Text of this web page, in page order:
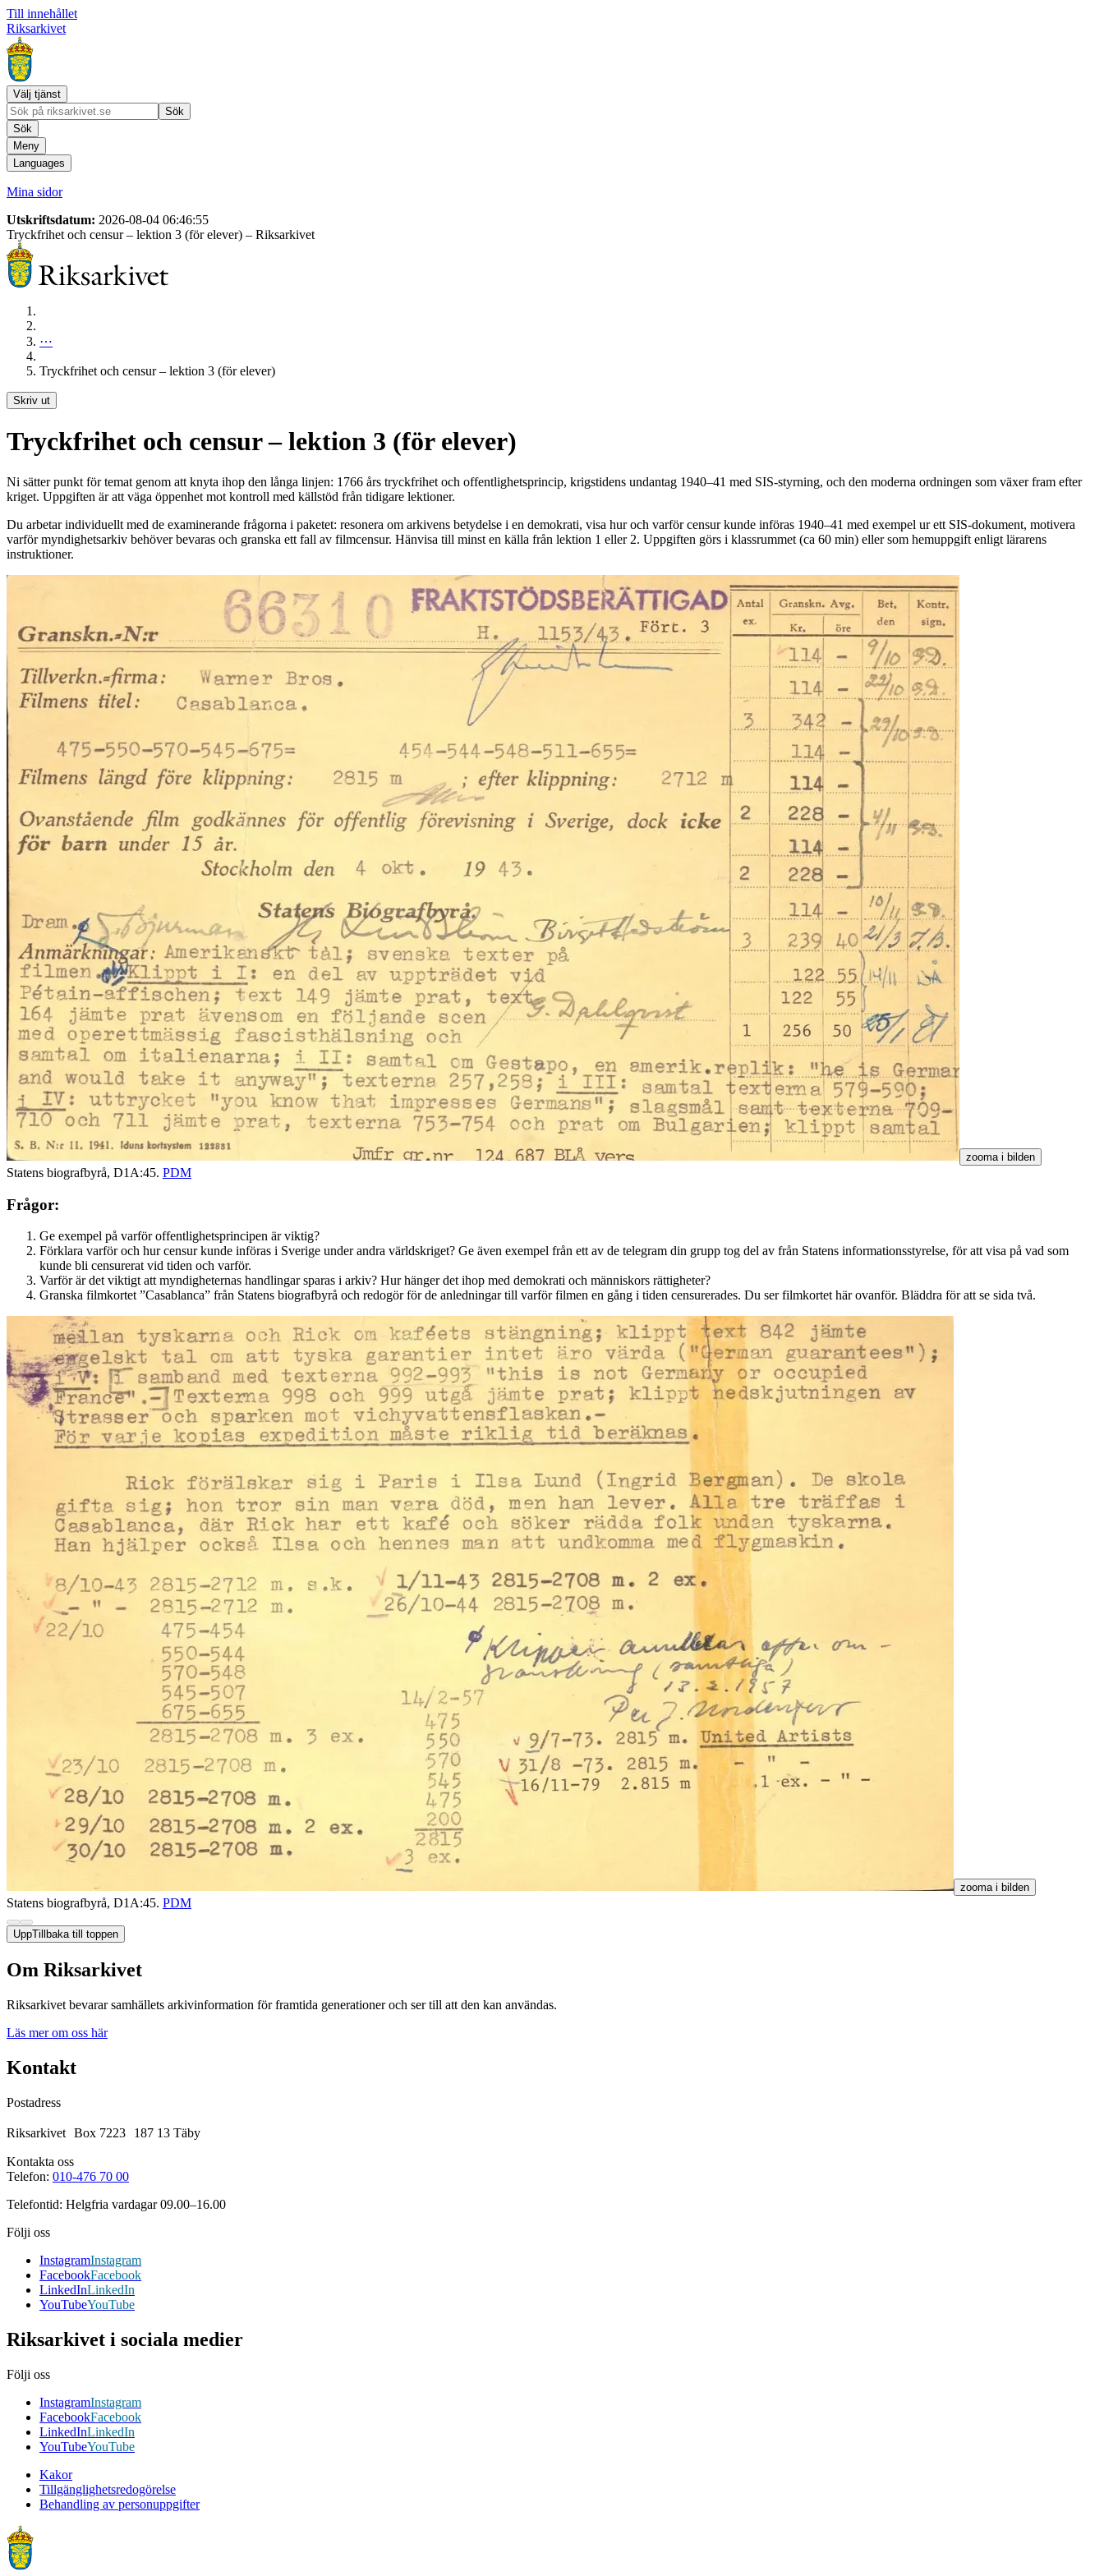
Till innehållet
Riksarkivet
Välj tjänst
Sök
Sök
Meny
Languages
Mina sidor
Utskriftsdatum: 2026-08-04 06:46:55
Tryckfrihet och censur – lektion 3 (för elever) – Riksarkivet
⋯
Tryckfrihet och censur – lektion 3 (för elever)
Skriv ut
Tryckfrihet och censur – lektion 3 (för elever)
Ni sätter punkt för temat genom att knyta ihop den långa linjen: 1766 års tryckfrihet och offentlighetsprincip, krigstidens undantag 1940–41 med SIS‑styrning, och den moderna ordningen som växer fram efter
kriget. Uppgiften är att väga öppenhet mot kontroll med källstöd från tidigare lektioner.
Du arbetar individuellt med de examinerande frågorna i paketet: resonera om arkivens betydelse i en demokrati, visa hur och varför censur kunde införas 1940–41 med exempel ur ett SIS‑dokument, motivera
varför myndighetsarkiv behöver bevaras och granska ett fall av filmcensur. Hänvisa till minst en källa från lektion 1 eller 2. Uppgiften görs i klassrummet (ca 60 min) eller som hemuppgift enligt lärarens
instruktioner.
zooma i bilden
Statens biografbyrå, D1A:45. PDM
Frågor:
Ge exempel på varför offentlighetsprincipen är viktig?
Förklara varför och hur censur kunde införas i Sverige under andra världskriget? Ge även exempel från ett av de telegram din grupp tog del av från Statens informationsstyrelse, för att visa på vad som
kunde bli censurerat vid tiden och varför.
Varför är det viktigt att myndigheternas handlingar sparas i arkiv? Hur hänger det ihop med demokrati och människors rättigheter?
Granska filmkortet ”Casablanca” från Statens biografbyrå och redogör för de anledningar till varför filmen en gång i tiden censurerades. Du ser filmkortet här ovanför. Bläddra för att se sida två.
zooma i bilden
Statens biografbyrå, D1A:45. PDM
UppTillbaka till toppen
Om Riksarkivet
Riksarkivet bevarar samhällets arkivinformation för framtida generationer och ser till att den kan användas.
Läs mer om oss här
Kontakt
Postadress
Riksarkivet Box 7223 187 13 Täby
Kontakta oss
Telefon: 010-476 70 00
Telefontid: Helgfria vardagar 09.00–16.00
Följi oss
InstagramInstagram
FacebookFacebook
LinkedInLinkedIn
YouTubeYouTube
Riksarkivet i sociala medier
Följi oss
InstagramInstagram
FacebookFacebook
LinkedInLinkedIn
YouTubeYouTube
Kakor
Tillgänglighetsredogörelse
Behandling av personuppgifter